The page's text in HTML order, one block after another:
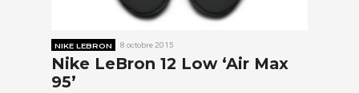
NIKE LEBRON 8 octobre 2015
Nike LeBron 12 Low ‘Air Max
95’